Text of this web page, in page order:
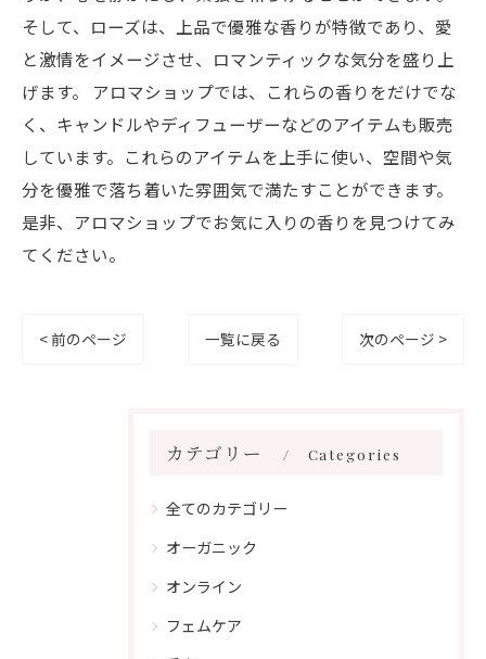
そして、ローズは、上品で優雅な香りが特徴であり、愛
と激情をイメージさせ、ロマンティックな気分を盛り上
げます。 アロマショップでは、これらの香りをだけでな
く、キャンドルやディフューザーなどのアイテムも販売
しています。これらのアイテムを上手に使い、空間や気
分を優雅で落ち着いた雰囲気で満たすことができます。
是非、アロマショップでお気に入りの香りを見つけてみ
てください。
< 前のページ 一覧に戻る 次のページ >
カテゴリー Categories
全てのカテゴリー
オーガニック
オンライン
フェムケア